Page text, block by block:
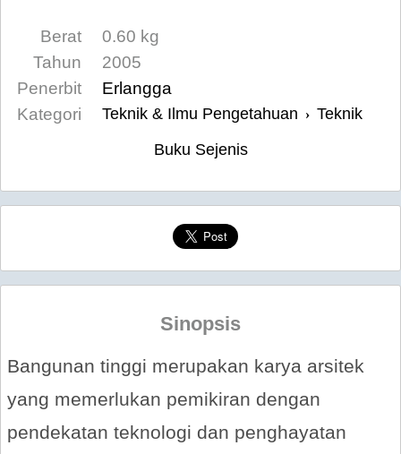
Berat
0.60 kg
Tahun
2005
Penerbit
Erlangga
Kategori
Teknik & Ilmu Pengetahuan › Teknik
Buku Sejenis
Sinopsis
Bangunan tinggi merupakan karya arsitek
yang memerlukan pemikiran dengan
pendekatan teknologi dan penghayatan